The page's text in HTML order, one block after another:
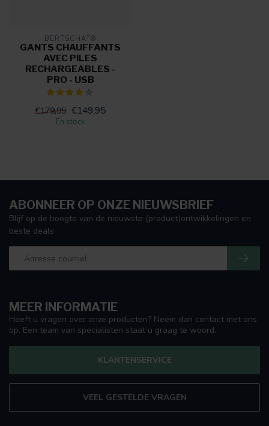
BERTSCHAT®
GANTS CHAUFFANTS
AVEC PILES
RECHARGEABLES -
PRO - USB
€179,95 €149,95
En stock
MEER INFORMATIE
Heeft u vragen over onze producten? Neem dan contact met ons
op. Een team van specialisten staat u graag te woord.
KLANTENSERVICE
VEEL GESTELDE VRAGEN
ABONNEER OP ONZE NIEUWSBRIEF
Blijf op de hoogte van de nieuwste (product)ontwikkelingen en
beste deals